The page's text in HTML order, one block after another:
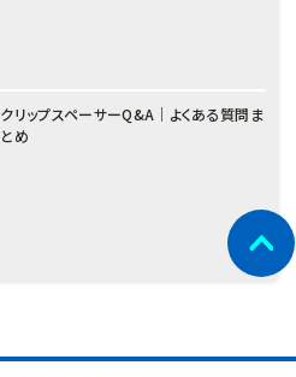
クリップスペーサーQ&A｜よくある質問ま
とめ